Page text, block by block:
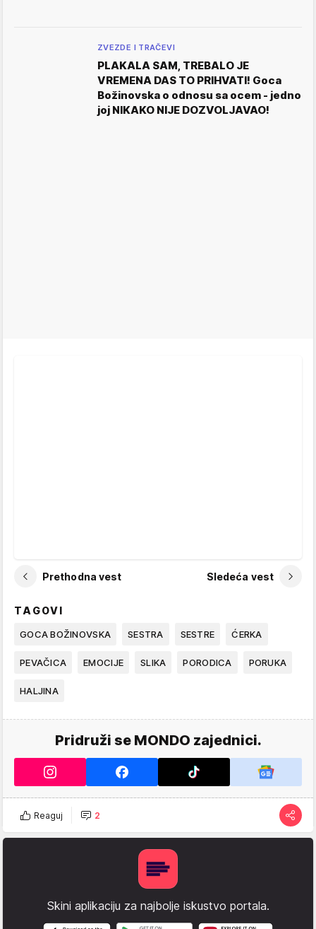
ZVEZDE I TRAČEVI
PLAKALA SAM, TREBALO JE
VREMENA DAS TO PRIHVATI! Goca
Božinovska o odnosu sa ocem - jedno
joj NIKAKO NIJE DOZVOLJAVAO!
Prethodna vest Sledeća vest
TAGOVI
GOCA BOŽINOVSKA SESTRA SESTRE ĆERKA
PEVAČICA EMOCIJE SLIKA PORODICA PORUKA
HALJINA
Pridruži se MONDO zajednici.
Reaguj 2
Skini aplikaciju za najbolje iskustvo portala.